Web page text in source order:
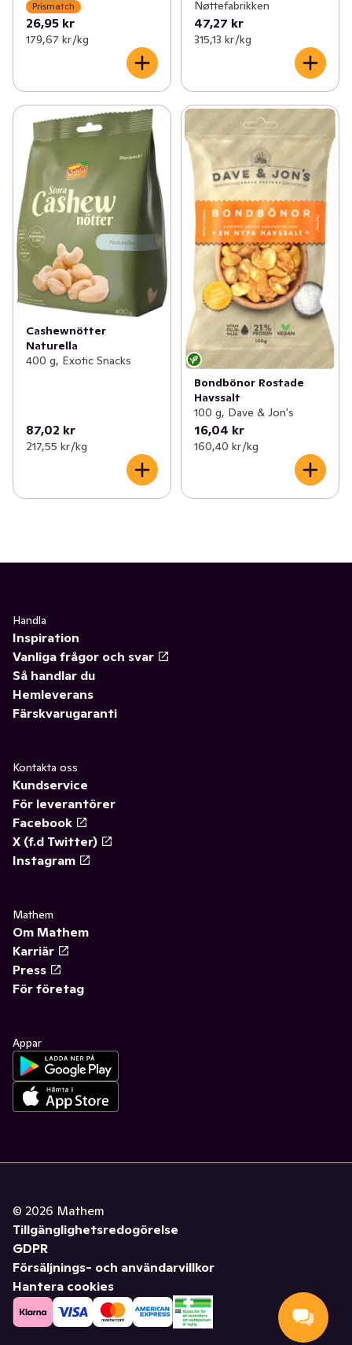
Prismatch
26,95 kr
179,67 kr /kg
Nøttefabrikken
47,27 kr
315,13 kr /kg
Cashewnötter
Naturella
400 g, Exotic Snacks
87,02 kr
217,55 kr /kg
Bondbönor Rostade
Havssalt
100 g, Dave & Jon's
16,04 kr
160,40 kr /kg
Handla
Inspiration
Vanliga frågor och svar
Så handlar du
Hemleverans
Färskvarugaranti
Kontakta oss
Kundservice
För leverantörer
Facebook
X (f.d Twitter)
Instagram
Mathem
Om Mathem
Karriär
Press
För företag
Appar
© 2026 Mathem
Tillgänglighetsredogörelse
GDPR
Försäljnings- och användarvillkor
Hantera cookies